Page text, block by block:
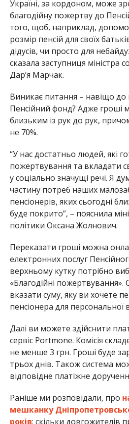
Україні, за кордоном, може
благодійну пожертву до
того, щоб, наприклад,
розмір пенсій для своїх
дідусів, чи просто для
сказала заступниця міністра
Дар’я Марчак.
Виникає питання – навіщо до
Пенсійний фонд? Адже гроші
близьким із рук до рук,
не 70%.
“У нас достатньо людей, які
пожертвування та вкладати
у соціально значущі речі. Я
частину потреб наших
пенсіонерів, яких сьогодні
буде покрито”, – пояснила
політики Оксана Жолнович.
Переказати гроші можна
електронних послуг
верхньому кутку потрібно
«Благодійні
вказати суму, яку ви хочете
пенсіонера для персональної
Далі ви можете здійснити
сервіс Portmone. Комісія
не менше 3 грн. Гроші буде
трьох днів. Також система
відповідне платіжне
Раніше ми розповідали, про
мешканку
років: скільки довгожителів